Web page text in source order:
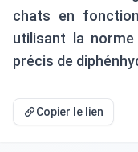
chats en
utilisant la norme
précis de
Copier le lien